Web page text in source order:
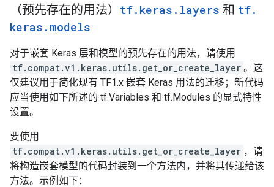
（预先存在的用法） tf. keras . layers 和 tf.
keras . models
对于嵌套 Keras 层和模型的预先存在的用法，请使用
tf.compat.v1.keras.utils.get_or_create_layer 。这
仅建议用于简化现有 TF1.x 嵌套 Keras 用法的迁移；新代码
应当使用如下所述的 tf.Variables 和 tf.Modules 的显式特性
设置。
要使用
tf.compat.v1.keras.utils.get_or_create_layer ，请
将构造嵌套模型的代码封装到一个方法内，并将其传递给该
方法。示例如下：